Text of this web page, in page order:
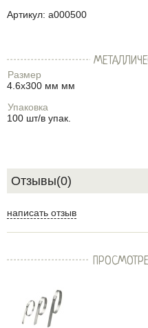
Артикул: a000500
Размер
4.6x300 мм мм
Упаковка
100 шт/в упак.
Отзывы(0)
написать отзыв